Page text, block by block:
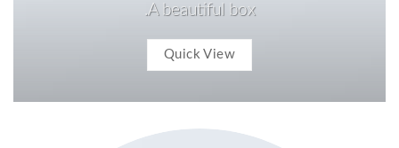
A beautiful box.
Quick View